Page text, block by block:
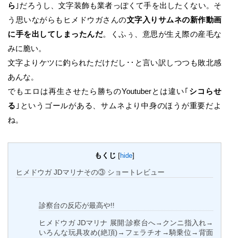
ら ｣だろうし、文字装飾も業者っぽくて手を出したくない。そ
う思いながらもヒメドウガさんの文字入りサムネの新作動画
に手を出してしまったんだ。くふぅ、意思が生え際の産毛な
みに脆い。
文字よりケツに釣られただけだし･･と言い訳しつつも敗北感
あんな。
でもエロは再生させたら勝ちのYoutuberとは違い｢シコらせ
る ｣というゴールがある、サムネより中身のほうが重要だよ
ね。
もくじ [hide]
ヒメドウガ JDマリナその③ ショートレビュー
診察台の反応が最高や!!
ヒメドウガ JDマリナ 展開:診察台へ→クンニ指入れ→
いろんな玩具攻め(絶頂)→フェラチオ→騎乗位→背面